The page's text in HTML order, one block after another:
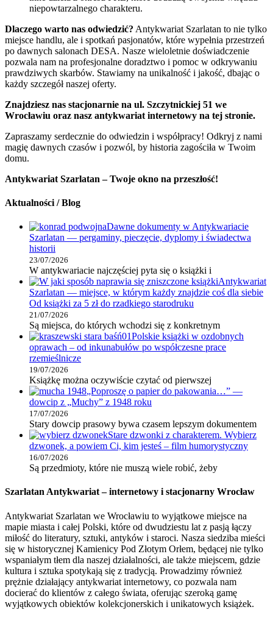
niepowtarzalnego charakteru.
Dlaczego warto nas odwiedzić? Antykwariat Szarlatan to nie tylko
miejsce handlu, ale i spotkań pasjonatów, które wypełnia przestrzeń
po dawnych salonach DESA. Nasze wieloletnie doświadczenie
pozwala nam na profesjonalne doradztwo i pomoc w odkrywaniu
prawdziwych skarbów. Stawiamy na unikalność i jakość, dbając o
każdy szczegół naszej oferty.
Znajdziesz nas stacjonarnie na ul. Szczytnickiej 51 we
Wrocławiu oraz nasz antykwariat internetowy na tej stronie.
Zapraszamy serdecznie do odwiedzin i współpracy! Odkryj z nami
magię dawnych czasów i pozwól, by historia zagościła w Twoim
domu.
Antykwariat Szarlatan – Twoje okno na przeszłość!
Aktualności / Blog
Dawne dokumenty w Antykwariacie
Szarlatan — pergaminy, pieczęcie, dyplomy i świadectwa
historii
23/07/2026
W antykwariacie najczęściej pyta się o książki i
Antykwariat
Szarlatan — miejsce, w którym każdy znajdzie coś dla siebie
Od książki za 5 zł do rzadkiego starodruku
21/07/2026
Są miejsca, do których wchodzi się z konkretnym
Polskie książki w ozdobnych
oprawach – od inkunabułów po współczesne prace
rzemieślnicze
19/07/2026
Książkę można oczywiście czytać od pierwszej
„Poproszę o papier do pakowania…” —
dowcip z „Muchy” z 1948 roku
17/07/2026
Stary dowcip prasowy bywa czasem lepszym dokumentem
Stare dzwonki z charakterem. Wybierz
dzwonek, a powiem Ci, kim jesteś – film humorystyczny
16/07/2026
Są przedmioty, które nie muszą wiele robić, żeby
Szarlatan Antykwariat – internetowy i stacjonarny Wrocław
Antykwariat Szarlatan we Wrocławiu to wyjątkowe miejsce na
mapie miasta i całej Polski, które od dwudziestu lat z pasją łączy
miłość do literatury, sztuki, antyków i staroci. Nasza siedziba mieści
się w historycznej Kamienicy Pod Złotym Orłem, będącej nie tylko
wspaniałym tłem dla naszej działalności, ale także miejscem, gdzie
kultura i sztuka spotykają się z tradycją. Prowadzimy również
prężnie działający antykwariat internetowy, co pozwala nam
docierać do klientów z całego świata, oferując szeroką gamę
wyjątkowych obiektów kolekcjonerskich i unikatowych książek.